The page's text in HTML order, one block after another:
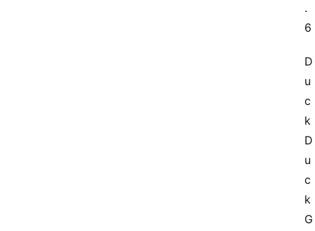
.
6
D
u
c
k
D
u
c
k
G